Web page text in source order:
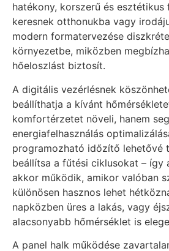
hatékony, korszerű és esztétikus
keresnek otthonukba vagy
modern formatervezése
környezetbe, miközben
hőeloszlást biztosít.
A digitális vezérlésnek
beállíthatja a kívánt
komfortérzetet növeli, hanem
energiafelhasználás
programozható időzítő lehetővé
beállítsa a fűtési ciklusokat – így
akkor működik, amikor valóban
különösen hasznos lehet
napközben üres a lakás, vagy
alacsonyabb hőmérséklet is
A panel halk működése